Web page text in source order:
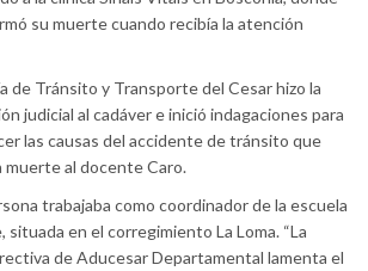
su muerte cuando recibía la atención
de Tránsito y Transporte del Cesar hizo la
judicial al cadáver e inició indagaciones para
las causas del accidente de tránsito que
muerte al docente Caro.
trabajaba como coordinador de la escuela
situada en el corregimiento La Loma. “La
de Aducesar Departamental lamenta el